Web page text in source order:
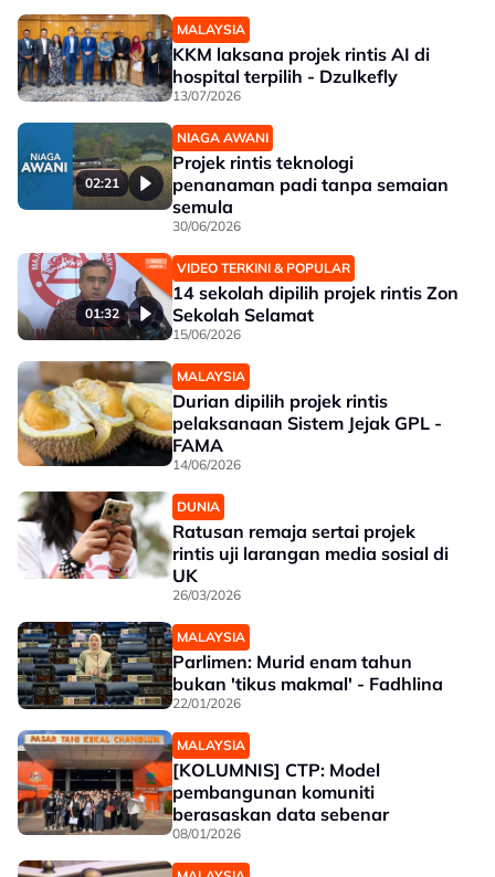
MALAYSIA
KKM laksana projek rintis AI di
hospital terpilih - Dzulkefly
13/07/2026
02:21
NIAGA AWANI
Projek rintis teknologi
penanaman padi tanpa semaian
semula
30/06/2026
01:32
VIDEO TERKINI & POPULAR
14 sekolah dipilih projek rintis Zon
Sekolah Selamat
15/06/2026
MALAYSIA
Durian dipilih projek rintis
pelaksanaan Sistem Jejak GPL -
FAMA
14/06/2026
DUNIA
Ratusan remaja sertai projek
rintis uji larangan media sosial di
UK
26/03/2026
MALAYSIA
Parlimen: Murid enam tahun
bukan 'tikus makmal' - Fadhlina
22/01/2026
MALAYSIA
[KOLUMNIS] CTP: Model
pembangunan komuniti
berasaskan data sebenar
08/01/2026